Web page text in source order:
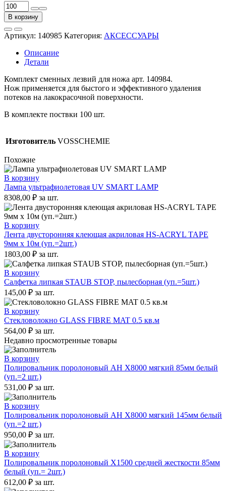
Количество
товара
Лезвия
сменные
для
ножей
SCRAPER
(уп.=100шт.)
В корзину
Артикул: 140985 Категория: АКСЕССУАРЫ
Описание
Детали
Комплект сменных лезвий для ножа арт. 140984.
Нож применяется для быстого и эффективного удаления
потеков на лакокрасочной поверхности.
В комплекте поствки 100 шт.
Изготовитель VOSSCHEMIE
Похожие
В корзину
Лампа ультрафиолетовая UV SMART LAMP
8308,00 ₽ за шт.
В корзину
Лента двусторонняя клеющая акриловая HS-ACRYL TAPE
9мм х 10м (уп.=2шт.)
1803,00 ₽ за шт.
В корзину
Салфетка липкая STAUB STOP, пылесборная (уп.=5шт.)
145,00 ₽ за шт.
В корзину
Стекловолокно GLASS FIBRE MAT 0.5 кв.м
564,00 ₽ за шт.
Недавно просмотренные товары
В корзину
Полировальник поролоновый AH X8000 мягкий 85мм белый
(уп.=2 шт.)
531,00 ₽ за шт.
В корзину
Полировальник поролоновый AH X8000 мягкий 145мм белый
(уп.=2 шт.)
950,00 ₽ за шт.
В корзину
Полировальник поролоновый X1500 средней жесткости 85мм
белый (уп.= 2шт.)
612,00 ₽ за шт.